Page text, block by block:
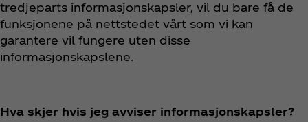
tredjeparts informasjonskapsler, vil du bare få de
funksjonene på nettstedet vårt som vi kan
garantere vil fungere uten disse
informasjonskapslene.
Hva skjer hvis jeg avviser informasjonskapsler?